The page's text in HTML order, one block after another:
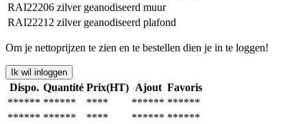
RAI22206 zilver geanodiseerd muur
RAI22212 zilver geanodiseerd plafond
Om je nettoprijzen te zien en te bestellen dien je in te loggen!
Ik wil inloggen
Dispo. Quantité Prix(HT) Ajout Favoris
****** ****** **** ****** ******
****** ****** **** ****** ******